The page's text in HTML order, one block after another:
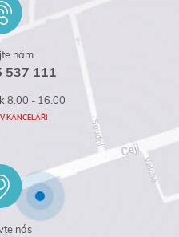
nám
537 111
8.00 - 16.00
KANCELÁŘI
nás